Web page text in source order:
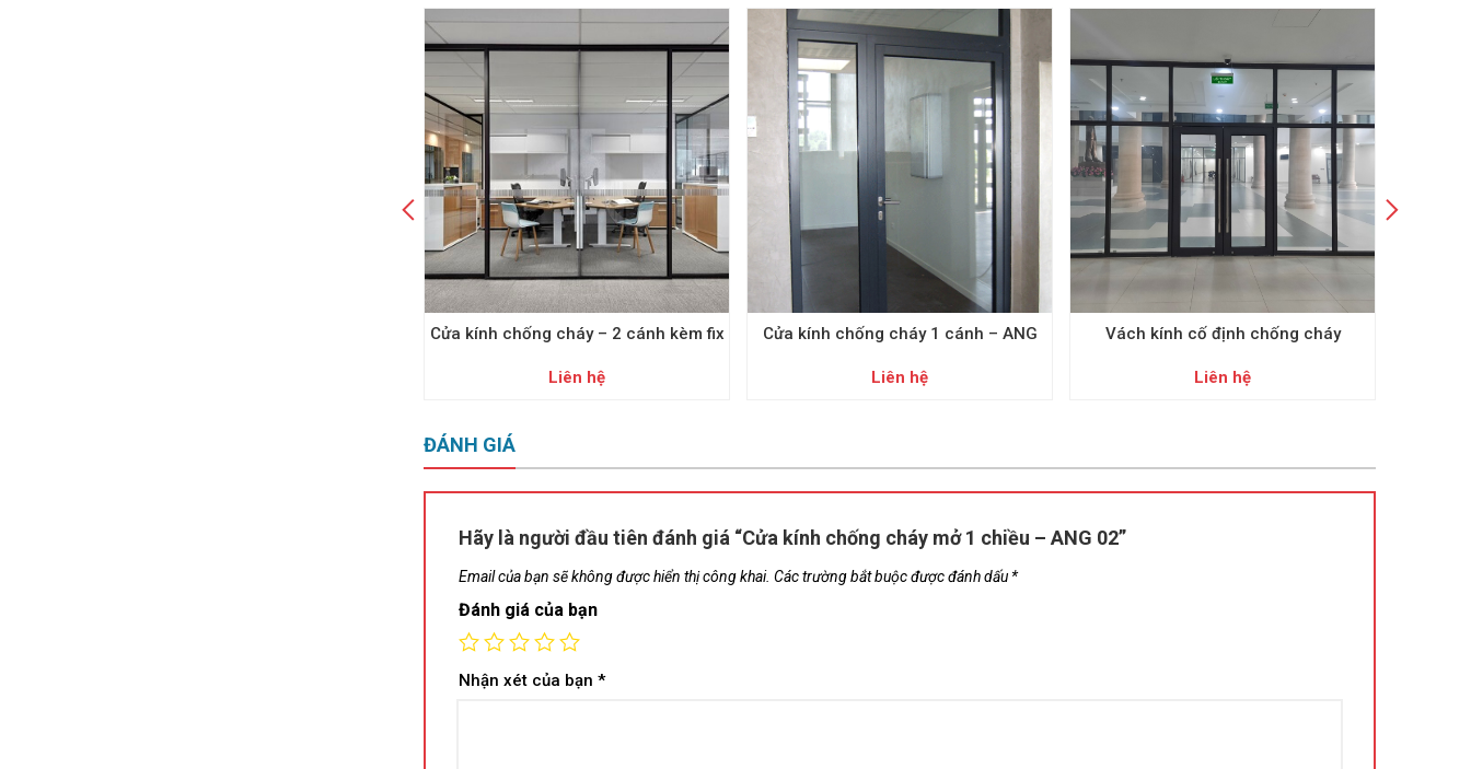
Cửa kính chống cháy – 2 cánh kèm fix
Liên hệ
Cửa kính chống cháy 1 cánh – ANG
Liên hệ
Vách kính cố định chống cháy
Liên hệ
ĐÁNH GIÁ
Hãy là người đầu tiên đánh giá “Cửa kính chống cháy mở 1 chiều – ANG 02”
Email của bạn sẽ không được hiển thị công khai. Các trường bắt buộc được đánh dấu *
Đánh giá của bạn
Nhận xét của bạn *